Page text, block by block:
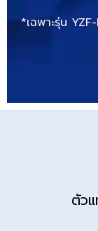
*เฉพาะรุ่น
ตัว